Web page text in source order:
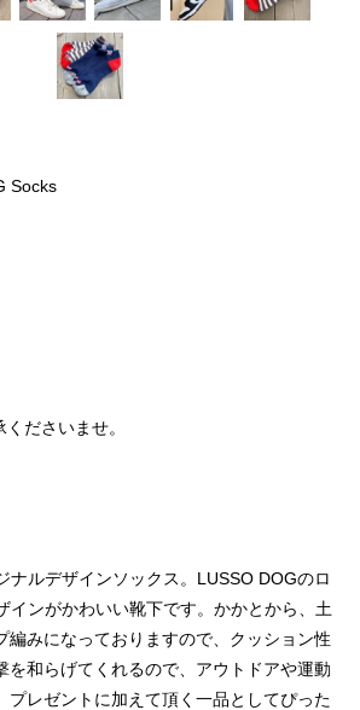
Socks
ださいませ。
ナルデザインソックス。LUSSO DOGのロ
インがかわいい靴下です。かかとから、土
編みになっておりますので、クッション性
を和らげてくれるので、アウトドアや運動
プレゼントに加えて頂く一品としてぴった